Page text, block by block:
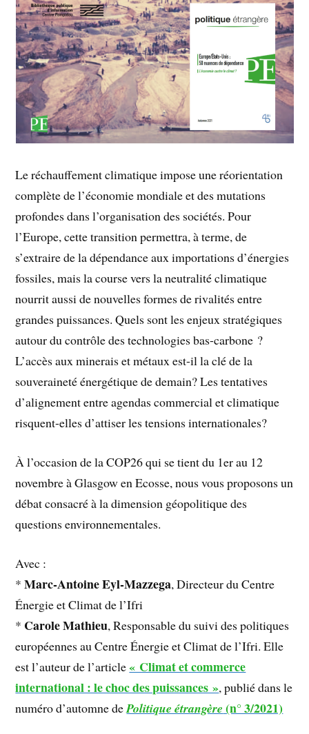
Le réchauffement climatique impose une réorientation
complète de l’économie mondiale et des mutations
profondes dans l’organisation des sociétés. Pour
l’Europe, cette transition permettra, à terme, de
s’extraire de la dépendance aux importations d’énergies
fossiles, mais la course vers la neutralité climatique
nourrit aussi de nouvelles formes de rivalités entre
grandes puissances. Quels sont les enjeux stratégiques
autour du contrôle des technologies bas-carbone ?
L’accès aux minerais et métaux est-il la clé de la
souveraineté énergétique de demain? Les tentatives
d’alignement entre agendas commercial et climatique
risquent-elles d’attiser les tensions internationales?
À l’occasion de la COP26 qui se tient du 1er au 12
novembre à Glasgow en Ecosse, nous vous proposons un
débat consacré à la dimension géopolitique des
questions environnementales.
Avec :
*Marc-Antoine Eyl-Mazzega, Directeur du Centre
Énergie et Climat de l’Ifri
* Carole Mathieu, Responsable du suivi des politiques
européennes au Centre Énergie et Climat de l’Ifri. Elle
est l’auteur de l’article« Climat et commerce
international : le choc des puissances », publié dans le
numéro d’automne dePolitique étrangère (n° 3/2021)